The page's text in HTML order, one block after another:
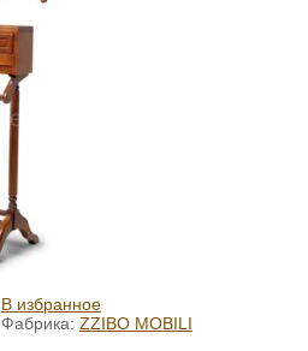
В избранное
Фабрика: ZZIBO MOBILI